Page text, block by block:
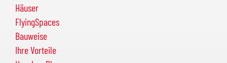
Häuser
FlyingSpaces
Bauweise
Ihre Vorteile